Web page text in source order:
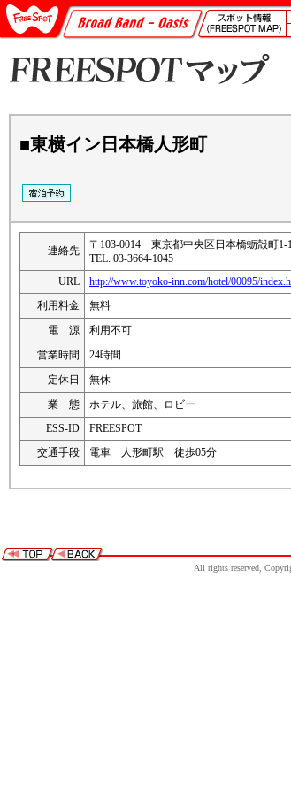
■東横イン日本橋人形町
連絡先
〒103-0014 東京都中央区日本橋蛎殻町
TEL. 03-3664-1045
URL
http://www.toyoko-inn.com/hotel/00095/
利用料金
無料
電 源
利用不可
営業時間
24時間
定休日
無休
業 態
ホテル、旅館、ロビー
ESS-ID
FREESPOT
交通手段
電車 人形町駅 徒歩05分
All rights reserved,